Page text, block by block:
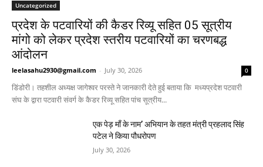
Uncategorized
प्रदेश के पटवारियों की कैडर रिव्यू सहित 05 सूत्रीय
मांगो को लेकर प्रदेश स्तरीय पटवारियों का चरणबद्ध
आंदोलन
leelasahu2930@gmail.com - July 30, 2026 0
डिंडोरी। तहशील अध्यक्ष जागेश्वर परस्ते ने जानकारी देते हुई बताया कि मध्यप्रदेश पटवारी
संघ के द्वारा पटवारी संवर्ग के कैडर रिव्यू सहित पांच सूत्रीय...
एक पेड़ माँ के नाम’ अभियान के तहत मंत्री प्रहलाद सिंह
पटेल ने किया पौधरोपण
July 30, 2026